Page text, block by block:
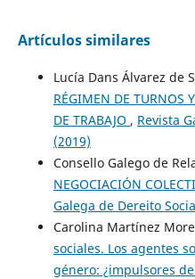
Artículos similares
Lucía Dans Álvarez de
RÉGIMEN DE TURNOS
DE TRABAJO , Revista
(2019)
Consello Galego de
NEGOCIACIÓN
Galega de Dereito
Carolina Martínez
sociales. Los agentes
género: ¿impulsores